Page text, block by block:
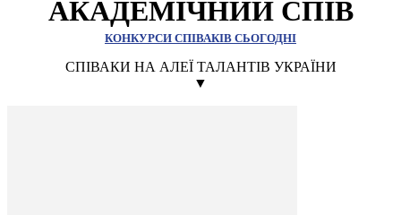
АКАДЕМІЧНИЙ СПІВ
КОНКУРСИ СПІВАКІВ СЬОГОДНІ
СПІВАКИ НА АЛЕЇ ТАЛАНТІВ УКРАЇНИ
▼